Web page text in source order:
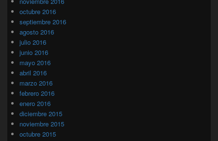
octubre 2016
septiembre 2016
agosto 2016
julio 2016
junio 2016
mayo 2016
abril 2016
marzo 2016
febrero 2016
enero 2016
diciembre 2015
noviembre 2015
octubre 2015